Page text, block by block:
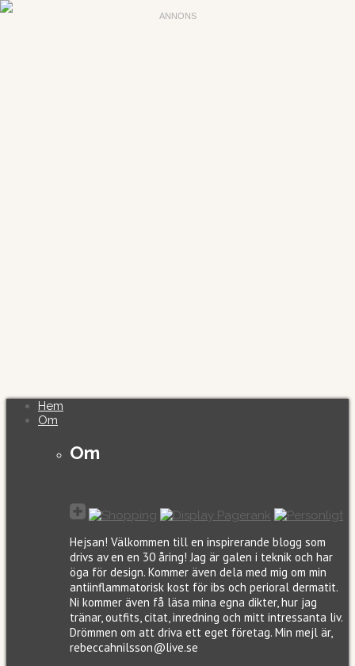
Hem
Om
Om
Hejsan! Välkommen till en inspirerande blogg som
drivs av en en 30 åring! Jag är galen i teknik och har
öga för design. Kommer även dela med mig om min
antiinflammatorisk kost för ibs och perioral dermatit.
Ni kommer även få läsa mina egna dikter, hur jag
tränar, outfits, citat, inredning och mitt intressanta liv.
Drömmen om att driva ett eget företag. Min mejl är,
rebeccahnilsson@live.se